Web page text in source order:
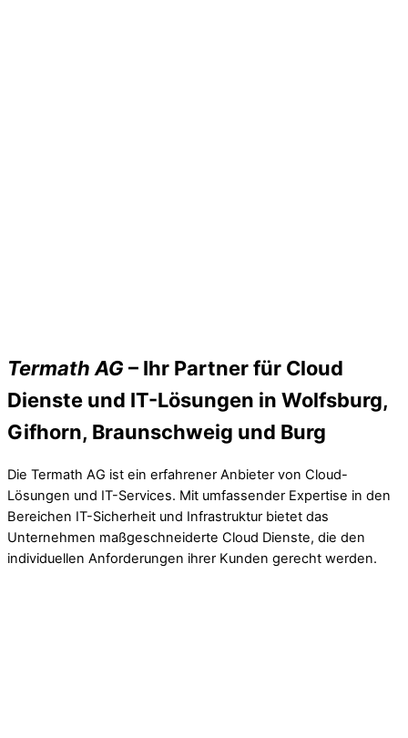
Termath AG – Ihr Partner für Cloud
Dienste und IT-Lösungen in Wolfsburg,
Gifhorn, Braunschweig und Burg
Die Termath AG ist ein erfahrener Anbieter von Cloud-
Lösungen und IT-Services. Mit umfassender Expertise in den
Bereichen IT-Sicherheit und Infrastruktur bietet das
Unternehmen maßgeschneiderte Cloud Dienste, die den
individuellen Anforderungen ihrer Kunden gerecht werden.